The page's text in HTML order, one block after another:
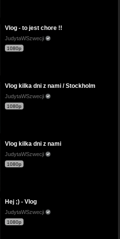
Vlog - to jest chore !!
JudytaWSzwecji
1080p
Vlog kilka dni z nami / Stockholm
JudytaWSzwecji
1080p
Vlog kilka dni z nami
JudytaWSzwecji
1080p
Hej ;) - Vlog
JudytaWSzwecji
1080p